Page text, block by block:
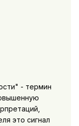
- термин
это сигнал